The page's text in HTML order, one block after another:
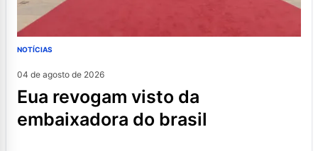
NOTÍCIAS
04 de agosto de 2026
eua revogam visto da
embaixadora do brasil